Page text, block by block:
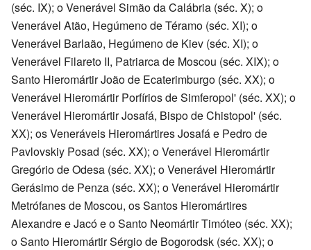
(séc. IX); o Venerável Simão da Calábria (séc. X); o
Venerável Atão, Hegúmeno de Téramo (séc. XI); o
Venerável Barlaão, Hegúmeno de Kiev (séc. XI); o
Venerável Filareto II, Patriarca de Moscou (séc. XIX); o
Santo Hieromártir João de Ecaterimburgo (séc. XX); o
Venerável Hieromártir Porfírios de Simferopol' (séc. XX); o
Venerável Hieromártir Josafá, Bispo de Chistopol' (séc.
XX); os Veneráveis Hieromártires Josafá e Pedro de
Pavlovskiy Posad (séc. XX); o Venerável Hieromártir
Gregório de Odesa (séc. XX); o Venerável Hieromártir
Gerásimo de Penza (séc. XX); o Venerável Hieromártir
Metrófanes de Moscou, os Santos Hieromártires
Alexandre e Jacó e o Santo Neomártir Timóteo (séc. XX);
o Santo Hieromártir Sérgio de Bogorodsk (séc. XX); o